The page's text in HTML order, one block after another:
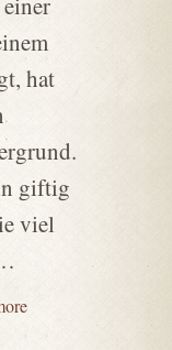
hat
giftig
viel